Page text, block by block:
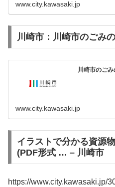
www.city.kawasaki.jp
川崎市：川崎市のごみ
川崎市のご
www.city.kawasaki.jp
イラストで分かる資源
(PDF形式 … – 川崎市
https://www.city.kawasaki.jp/